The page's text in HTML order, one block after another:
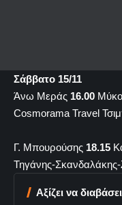
Σάββατο 15/11
Άνω Μεράς 16.00
Cosmorama Travel
Γ. Μπουρούσης 18.15
Τηγάνης-Σκανδαλάκης-
Αξίζει να